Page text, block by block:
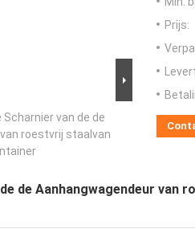
Scharnier van de de
roestvrij staalvan
Prijs:
de de Aanhangwagendeur